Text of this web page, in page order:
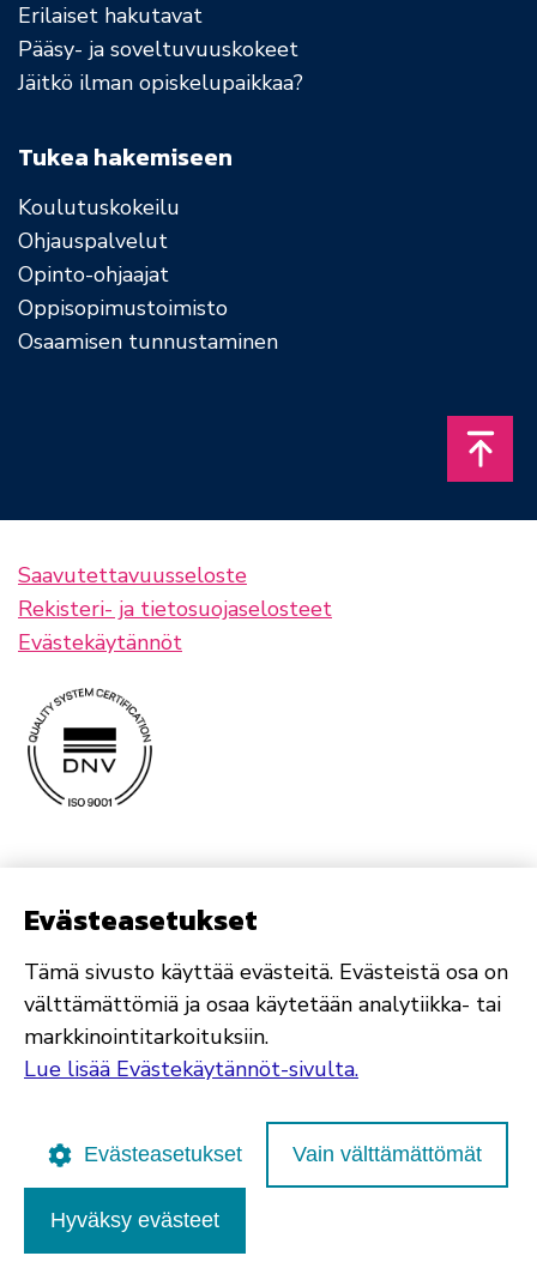
Erilaiset hakutavat
Pääsy- ja soveltuvuuskokeet
Jäitkö ilman opiskelupaikkaa?
Tukea hakemiseen
Koulutuskokeilu
Ohjauspalvelut
Opinto-ohjaajat
Oppisopimustoimisto
Osaamisen tunnustaminen
Saavutettavuusseloste
Rekisteri- ja tietosuojaselosteet
Evästekäytännöt
Poutapilvi web design
Evästeasetukset
Tämä sivusto käyttää evästeitä. Evästeistä osa on
välttämättömiä ja osaa käytetään analytiikka- tai
markkinointitarkoituksiin.
Lue lisää Evästekäytännöt-sivulta.
Evästeasetukset Vain välttämättömät
Hyväksy evästeet